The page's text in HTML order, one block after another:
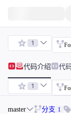
1
代码介绍 代
1
master 分支 1